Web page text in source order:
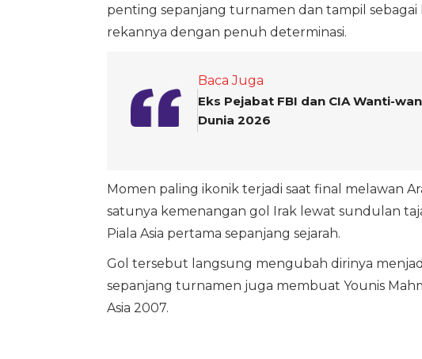
penting sepanjang turnamen dan tampil
rekannya dengan penuh determinasi.
Baca Juga
Eks Pejabat FBI dan CIA Wanti-
Dunia 2026
Momen paling ikonik terjadi saat final melawan
satunya kemenangan gol Irak lewat sundulan
Piala Asia pertama sepanjang sejarah.
Gol tersebut langsung mengubah dirinya
sepanjang turnamen juga membuat Younis
Asia 2007.